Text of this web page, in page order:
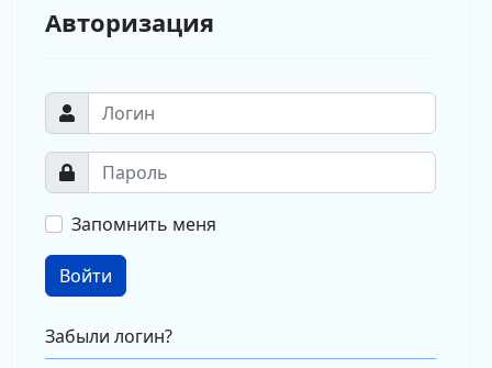
Авторизация
Запомнить меня
Войти
Забыли логин?